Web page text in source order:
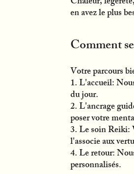
en avez le plus
Comment
Votre parcours
1. L'accueil:
du jour.
2. L'ancrage
poser votre
3. Le soin Reiki:
l'associe aux
4. Le retour:
personnalisés.